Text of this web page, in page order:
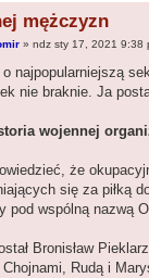
mężczyzn
» ndz sty 17, 2021 9:38
najpopularniejszą
nie braknie. Ja
wojennej
że
się za piłką
pod wspólną nazwą
Bronisław
Rudą i